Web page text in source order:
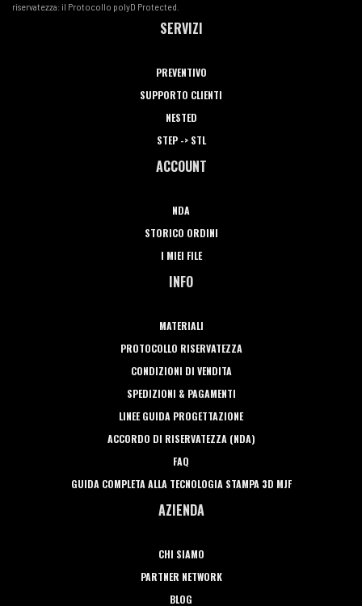
riservatezza: il Protocollo polyD Protected.
SERVIZI
PREVENTIVO
SUPPORTO CLIENTI
NESTED
STEP -> STL
ACCOUNT
NDA
STORICO ORDINI
I MIEI FILE
INFO
MATERIALI
PROTOCOLLO RISERVATEZZA
CONDIZIONI DI VENDITA
SPEDIZIONI & PAGAMENTI
LINEE GUIDA PROGETTAZIONE
ACCORDO DI RISERVATEZZA (NDA)
FAQ
GUIDA COMPLETA ALLA TECNOLOGIA STAMPA 3D MJF
AZIENDA
CHI SIAMO
PARTNER NETWORK
BLOG